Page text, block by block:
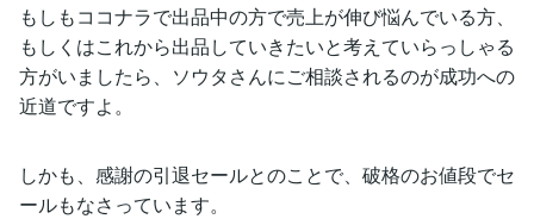
もしもココナラで出品中の方で売上が伸び悩んでいる方、
もしくはこれから出品していきたいと考えていらっしゃる
方がいましたら、ソウタさんにご相談されるのが成功への
近道ですよ。
しかも、感謝の引退セールとのことで、破格のお値段でセ
ールもなさっています。